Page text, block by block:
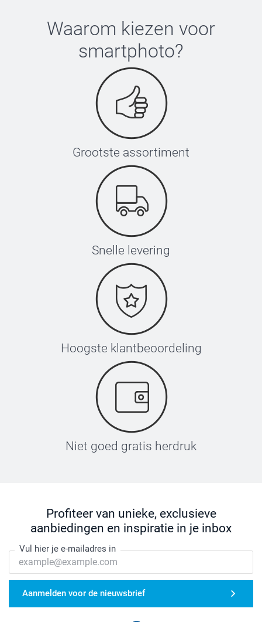
Waarom kiezen voor
smartphoto?
Grootste assortiment
Snelle levering
Hoogste klantbeoordeling
Niet goed gratis herdruk
Profiteer van unieke, exclusieve
aanbiedingen en inspiratie in je inbox
Vul hier je e-mailadres in
Aanmelden voor de nieuwsbrief